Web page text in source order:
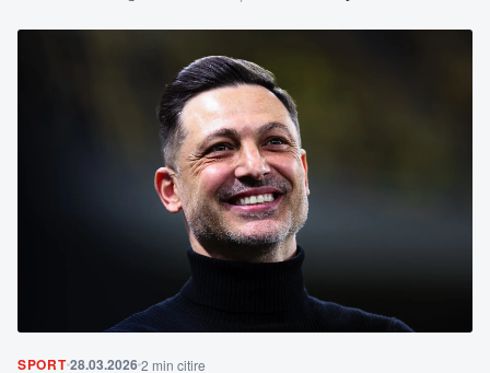
SPORT28.03.2026 2 min citire